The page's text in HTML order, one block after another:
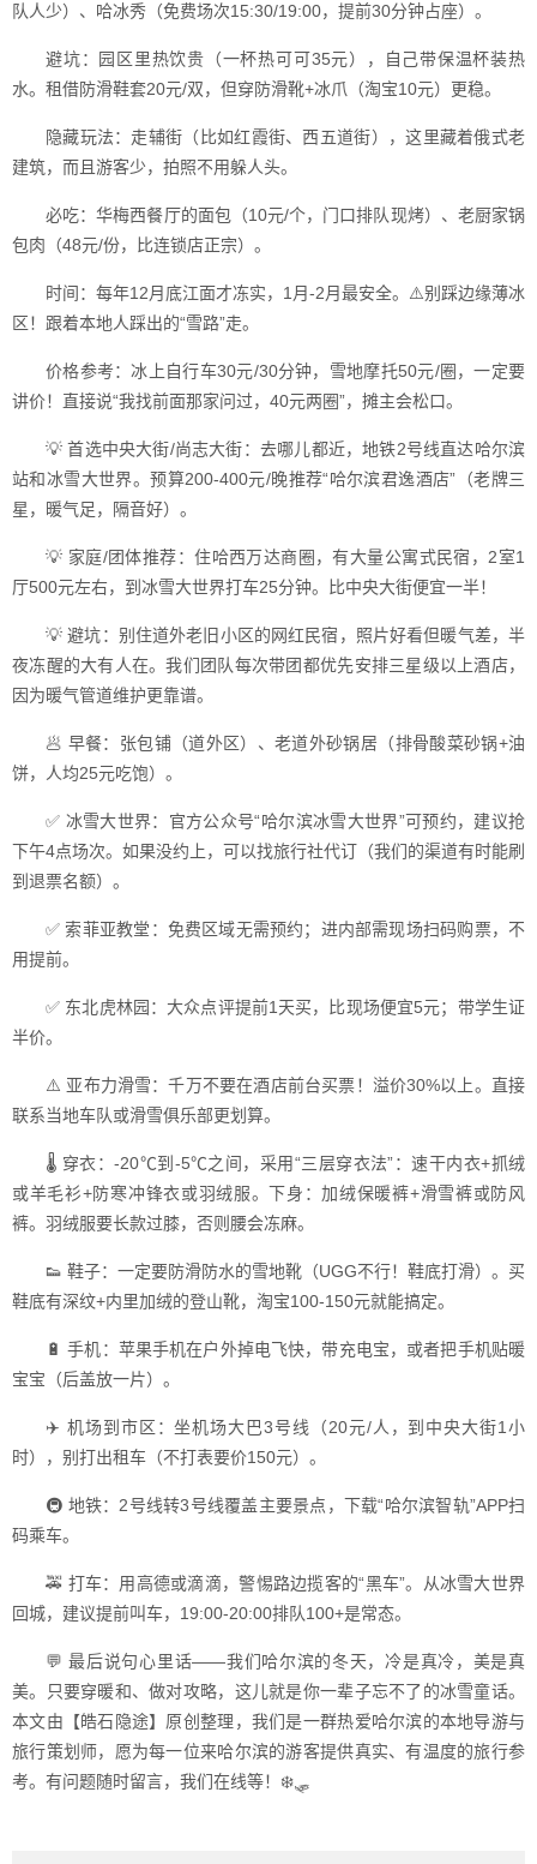
队人少）、哈冰秀（免费场次15:30/19:00，提前30分钟占座）。
避坑：园区里热饮贵（一杯热可可35元），自己带保温杯装热
水。租借防滑鞋套20元/双，但穿防滑靴+冰爪（淘宝10元）更稳。
隐藏玩法：走辅街（比如红霞街、西五道街），这里藏着俄式老
建筑，而且游客少，拍照不用躲人头。
必吃：华梅西餐厅的面包（10元/个，门口排队现烤）、老厨家锅
包肉（48元/份，比连锁店正宗）。
时间：每年12月底江面才冻实，1月-2月最安全。⚠️别踩边缘薄冰
区！跟着本地人踩出的“雪路”走。
价格参考：冰上自行车30元/30分钟，雪地摩托50元/圈，一定要
讲价！直接说“我找前面那家问过，40元两圈”，摊主会松口。
💡 首选中央大街/尚志大街：去哪儿都近，地铁2号线直达哈尔滨
站和冰雪大世界。预算200-400元/晚推荐“哈尔滨君逸酒店”（老牌三
星，暖气足，隔音好）。
💡 家庭/团体推荐：住哈西万达商圈，有大量公寓式民宿，2室1
厅500元左右，到冰雪大世界打车25分钟。比中央大街便宜一半！
💡 避坑：别住道外老旧小区的网红民宿，照片好看但暖气差，半
夜冻醒的大有人在。我们团队每次带团都优先安排三星级以上酒店，
因为暖气管道维护更靠谱。
🥟 早餐：张包铺（道外区）、老道外砂锅居（排骨酸菜砂锅+油
饼，人均25元吃饱）。
✅ 冰雪大世界：官方公众号“哈尔滨冰雪大世界”可预约，建议抢
下午4点场次。如果没约上，可以找旅行社代订（我们的渠道有时能刷
到退票名额）。
✅ 索菲亚教堂：免费区域无需预约；进内部需现场扫码购票，不
用提前。
✅ 东北虎林园：大众点评提前1天买，比现场便宜5元；带学生证
半价。
⚠️ 亚布力滑雪：千万不要在酒店前台买票！溢价30%以上。直接
联系当地车队或滑雪俱乐部更划算。
🌡️ 穿衣：-20℃到-5℃之间，采用“三层穿衣法”：速干内衣+抓绒
或羊毛衫+防寒冲锋衣或羽绒服。下身：加绒保暖裤+滑雪裤或防风
裤。羽绒服要长款过膝，否则腰会冻麻。
👟 鞋子：一定要防滑防水的雪地靴（UGG不行！鞋底打滑）。买
鞋底有深纹+内里加绒的登山靴，淘宝100-150元就能搞定。
🔋 手机：苹果手机在户外掉电飞快，带充电宝，或者把手机贴暖
宝宝（后盖放一片）。
✈️ 机场到市区：坐机场大巴3号线（20元/人，到中央大街1小
时），别打出租车（不打表要价150元）。
🚇 地铁：2号线转3号线覆盖主要景点，下载“哈尔滨智轨”APP扫
码乘车。
🚕 打车：用高德或滴滴，警惕路边揽客的“黑车”。从冰雪大世界
回城，建议提前叫车，19:00-20:00排队100+是常态。
💬 最后说句心里话——我们哈尔滨的冬天，冷是真冷，美是真
美。只要穿暖和、做对攻略，这儿就是你一辈子忘不了的冰雪童话。
本文由【皓石隐途】原创整理，我们是一群热爱哈尔滨的本地导游与
旅行策划师，愿为每一位来哈尔滨的游客提供真实、有温度的旅行参
考。有问题随时留言，我们在线等！❄️🛷